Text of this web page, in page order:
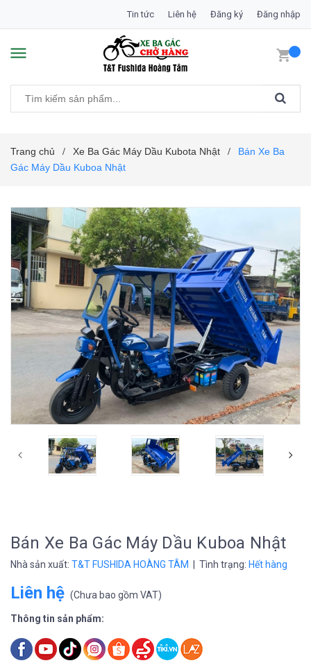
Tin tức Liên hệ Đăng ký Đăng nhập
Trang chủ / Xe Ba Gác Máy Dầu Kubota Nhật /
Bán Xe Ba
Gác Máy Dầu Kuboa Nhật
Bán Xe Ba Gác Máy Dầu Kuboa Nhật
Nhà sản xuất: T&T FUSHIDA HOÀNG TÂM | Tình trạng: Hết hàng
Liên hệ (Chưa bao gồm VAT)
Thông tin sản phẩm: